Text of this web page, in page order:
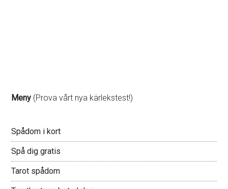
Meny (Prova vårt nya kärlekstest!)
Spådom i kort
Spå dig gratis
Tarot spådom